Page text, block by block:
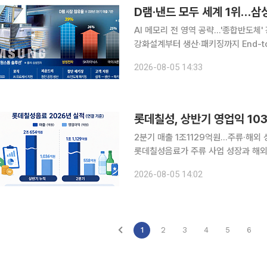
D램·낸드 모두 세계 1위…삼
AI 메모리 전 영역 공략…'종합반도체'
강화설계부터 생산·패키징까지 End-to-End 서비스 제공 삼성
라인업' 전략을 본격화했다는 의미가
2026-08-05 14:33
롯데칠성, 상반기 영업익
2분기 매출 1조1129억원…주류·해
롯데칠성음료가 주류 사업 성장과 해
혔다. 지난해 같은 기간보다 각각
2026-08-05 14:02
1 2 3 4 5 6